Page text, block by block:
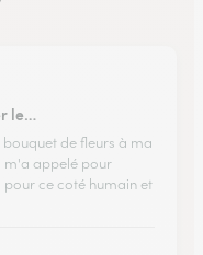
le…
de fleurs à ma
m'a appelé pour
ce coté humain et